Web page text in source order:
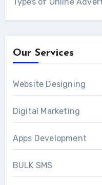
Our Services
Website Designing
Digital Marketing
Apps Development
BULK SMS